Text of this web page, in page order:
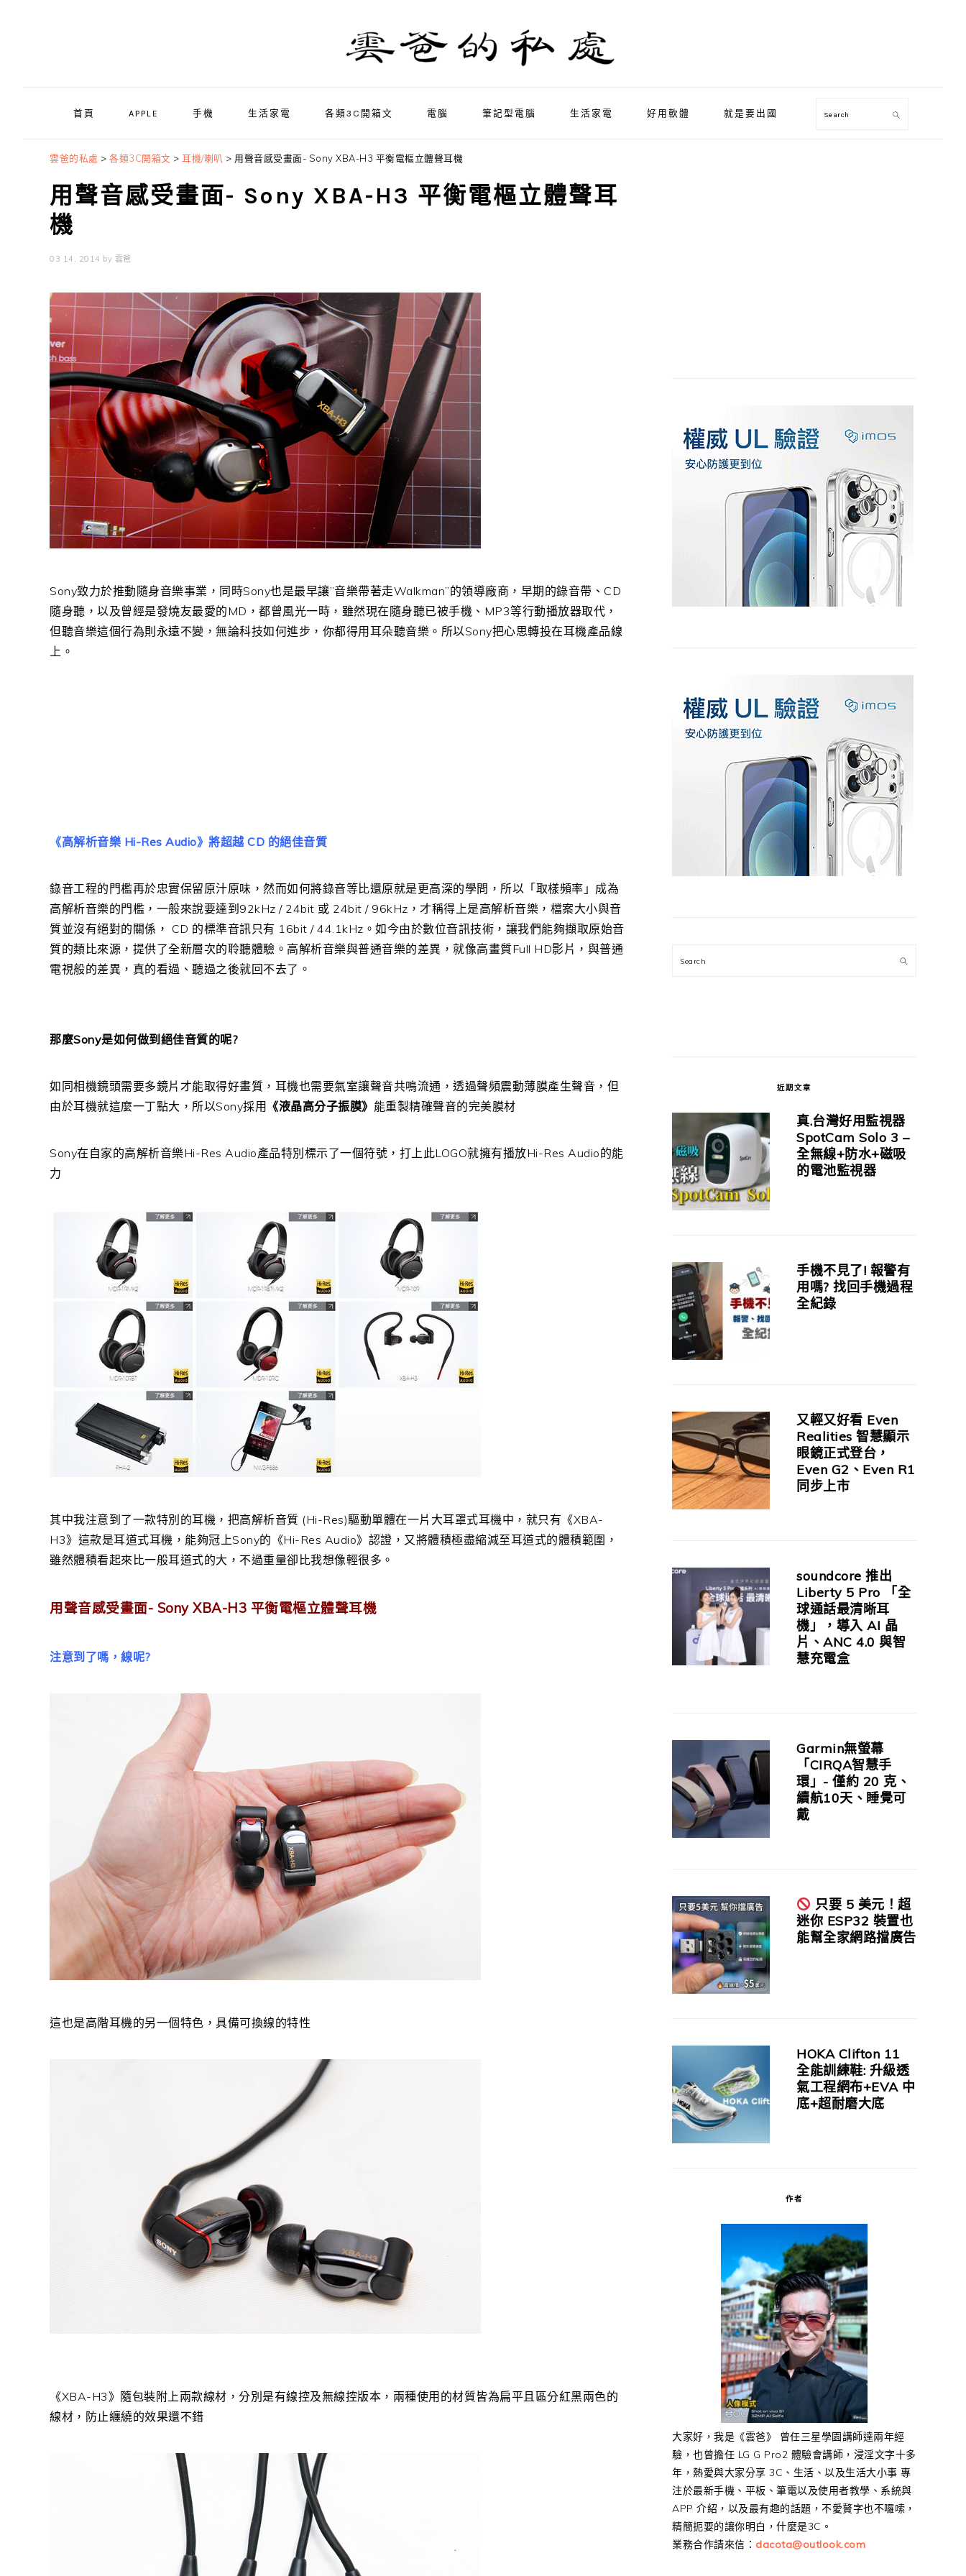
首頁 APPLE 手機 生活家電 各類3C開箱文 電腦 筆記型電腦 生活家電 好用軟體 就是要出國 Search
雲爸的私處 > 各類3C開箱文 > 耳機/喇叭 > 用聲音感受畫面- Sony XBA-H3 平衡電樞立體聲耳機
用聲音感受畫面- Sony XBA-H3 平衡電樞立體聲耳
機
03 14, 2014 by 雲爸
Sony致力於推動隨身音樂事業，同時Sony也是最早讓”音樂帶著走Walkman”的領導廠商，早期的錄音帶、CD
隨身聽，以及曾經是發燒友最愛的MD，都曾風光一時，雖然現在隨身聽已被手機、MP3等行動播放器取代，
但聽音樂這個行為則永遠不變，無論科技如何進步，你都得用耳朵聽音樂。所以Sony把心思轉投在耳機產品線
上。
《高解析音樂 Hi-Res Audio》將超越 CD 的絕佳音質
錄音工程的門檻再於忠實保留原汁原味，然而如何將錄音等比還原就是更高深的學問，所以「取樣頻率」成為
高解析音樂的門檻，一般來說要達到92kHz / 24bit 或 24bit / 96kHz，才稱得上是高解析音樂，檔案大小與音
質並沒有絕對的關係， CD 的標準音訊只有 16bit / 44.1kHz。如今由於數位音訊技術，讓我們能夠擷取原始音
質的類比來源，提供了全新層次的聆聽體驗。高解析音樂與普通音樂的差異，就像高畫質Full HD影片，與普通
電視般的差異，真的看過、聽過之後就回不去了。
那麼Sony是如何做到絕佳音質的呢?
如同相機鏡頭需要多鏡片才能取得好畫質，耳機也需要氣室讓聲音共鳴流通，透過聲頻震動薄膜產生聲音，但
由於耳機就這麼一丁點大，所以Sony採用 《液晶高分子振膜》 能重製精確聲音的完美膜材
Sony在自家的高解析音樂Hi-Res Audio產品特別標示了一個符號，打上此LOGO就擁有播放Hi-Res Audio的能
力
其中我注意到了一款特別的耳機，把高解析音質 (Hi-Res)驅動單體在一片大耳罩式耳機中，就只有《XBA-
H3》這款是耳道式耳機，能夠冠上Sony的《Hi-Res Audio》認證，又將體積極盡縮減至耳道式的體積範圍，
雖然體積看起來比一般耳道式的大，不過重量卻比我想像輕很多。
用聲音感受畫面- Sony XBA-H3 平衡電樞立體聲耳機
注意到了嗎，線呢?
這也是高階耳機的另一個特色，具備可換線的特性
《XBA-H3》隨包裝附上兩款線材，分別是有線控及無線控版本，兩種使用的材質皆為扁平且區分紅黑兩色的
線材，防止纏繞的效果還不錯
Search
近期文章
真.台灣好用監視器
SpotCam Solo 3 –
全無線+防水+磁吸
的電池監視器
手機不見了! 報警有
用嗎? 找回手機過程
全紀錄
又輕又好看 Even
Realities 智慧顯示
眼鏡正式登台，
Even G2、Even R1
同步上市
soundcore 推出
Liberty 5 Pro 「全
球通話最清晰耳
機」，導入 AI 晶
片、ANC 4.0 與智
慧充電盒
Garmin無螢幕
「CIRQA智慧手
環」- 僅約 20 克、
續航10天、睡覺可
戴
只要 5 美元！超
迷你 ESP32 裝置也
能幫全家網路擋廣告
HOKA Clifton 11
全能訓練鞋: 升級透
氣工程網布+EVA 中
底+超耐磨大底
作者
大家好，我是《雲爸》 曾任三星學園講師達兩年經
驗，也曾擔任 LG G Pro2 體驗會講師，浸淫文字十多
年，熱愛與大家分享 3C、生活、以及生活大小事 專
注於最新手機、平板、筆電以及使用者教學、系統與
APP 介紹，以及最有趣的話題，不愛贅字也不囉嗦，
精簡扼要的讓你明白，什麼是3C。
業務合作請來信： dacota@outlook.com